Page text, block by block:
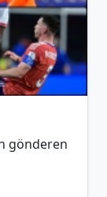
gönderen